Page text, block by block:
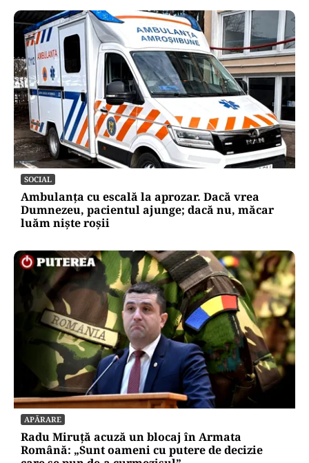
SOCIAL
Ambulanța cu escală la aprozar. Dacă vrea
Dumnezeu, pacientul ajunge; dacă nu, măcar
luăm niște roșii
APĂRARE
Radu Miruță acuză un blocaj în Armata
Română: „Sunt oameni cu putere de decizie